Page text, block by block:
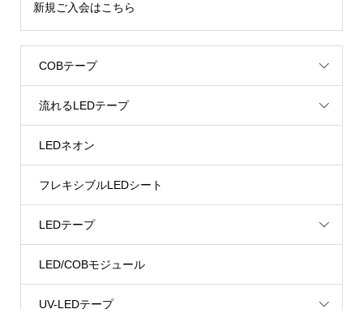
新規ご入会はこちら
COBテープ
流れるLEDテープ
LEDネオン
フレキシブルLEDシート
LEDテープ
LED/COBモジュール
UV-LEDテープ